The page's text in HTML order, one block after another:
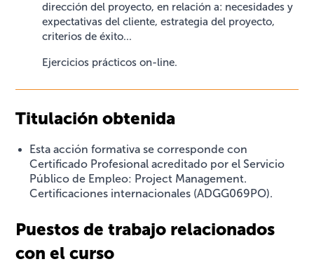
dirección del proyecto, en relación a: necesidades y
expectativas del cliente, estrategia del proyecto,
criterios de éxito...
Ejercicios prácticos on-line.
Titulación obtenida
Esta acción formativa se corresponde con
Certificado Profesional acreditado por el Servicio
Público de Empleo: Project Management.
Certificaciones internacionales (ADGG069PO).
Puestos de trabajo relacionados
con el curso